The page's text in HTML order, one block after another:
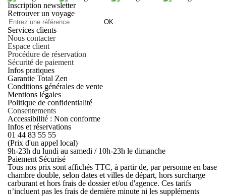
Inscription newsletter
Retrouver un voyage
OK
Services clients
Nous contacter
Espace client
Procédure de réservation
Sécurité de paiement
Infos pratiques
Garantie Total Zen
Conditions générales de vente
Mentions légales
Politique de confidentialité
Consentements
Accessibilité : Non conforme
Infos et réservations
01 44 83 55 55
(Prix d'un appel local)
9h-23h du lundi au samedi / 10h-23h le dimanche
Paiement Sécurisé
Tous nos prix sont affichés TTC, à partir de, par personne en base
chambre double, selon dates et villes de départ, hors surcharge
carburant et hors frais de dossier et/ou d'agence. Ces tarifs
n’incluent pas les frais de dernière minute ni les suppléments